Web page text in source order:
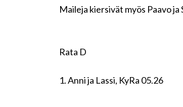
Maileja kiersivät myös Paavo ja
Rata D
1. Anni ja Lassi, KyRa 05.26